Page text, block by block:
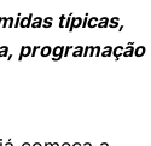
típicas,
programação